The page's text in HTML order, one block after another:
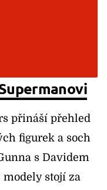
přináší přehled
figurek a soch
s Davidem
modely stojí za